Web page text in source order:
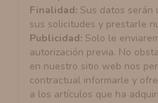
Finalidad: Sus datos serán
sus solicitudes y prestarle
Publicidad: Solo le
autorización previa. No
en nuestro sitio web nos
contractual informarle y
a los artículos que ha